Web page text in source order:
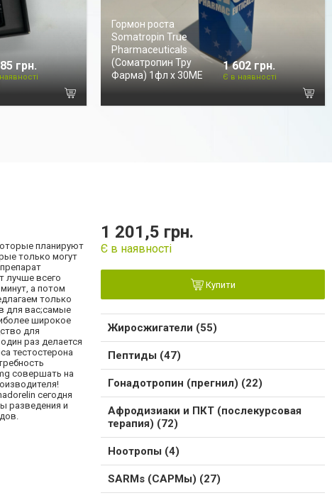
грн.
Гормон роста
Somatropin True
Pharmaceuticals
(Соматропин Тру
Фарма) 1фл х 30МЕ
1 602 грн.
Є в наявності
планируют
только могут
лучше всего
а потом
только
для вас;самые
широкое
для
раз делается
тестостерона
совершать на
сегодня
разведения и
1 201,5 грн.
Є в наявності
Купити
Жиросжигатели (55)
Пептиды (47)
Гонадотропин (прегнил) (22)
Афродизиаки и ПКТ (послекурсовая
терапия) (72)
Ноотропы (4)
SARMs (САРМы) (27)